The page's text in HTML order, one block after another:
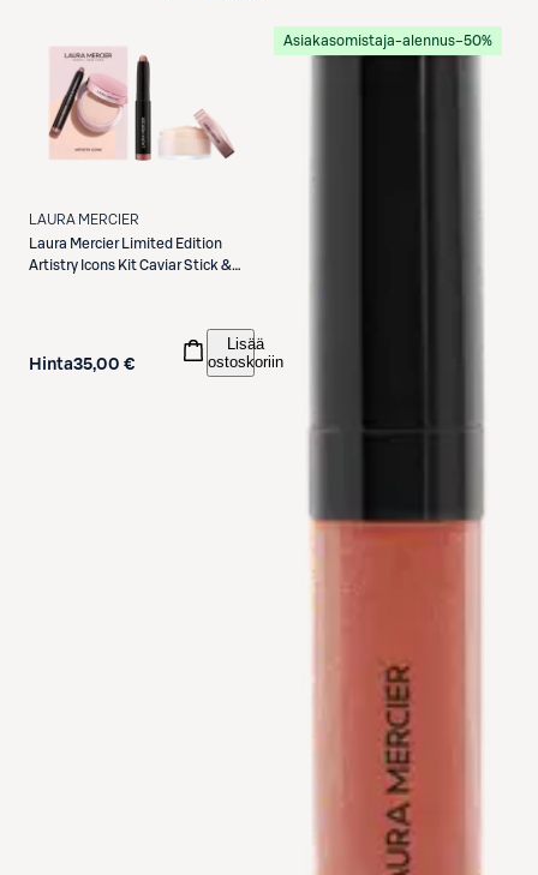
LAURA MERCIER
Laura Mercier
Limited Edition
Artistry Icons Kit Caviar Stick &
Hinta35,00 €
Lisää
ostoskoriin
Asiakasomistaja-alennus−50%